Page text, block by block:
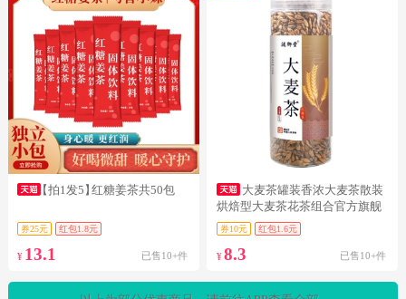
【拍1发5】红糖姜茶共50包
券25元 红包1.8元
¥ 13.1 已售10+件
大麦茶罐装香浓大麦茶散装
烘焙型大麦茶花茶组合官方旗舰
店ggg
券10元 红包1.6元
¥8.3 已售10+件